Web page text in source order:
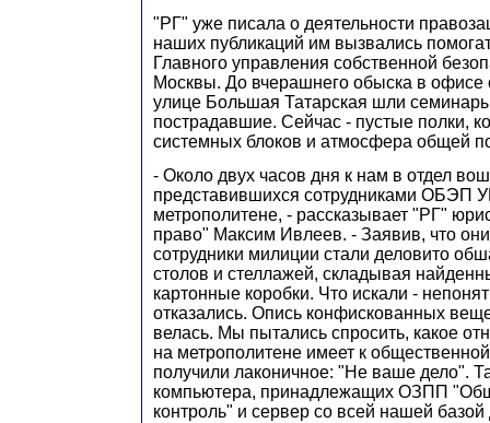
"РГ" уже писала о деятельности
наших публикаций им вызвались
Главного управления собственной
Москвы. До вчерашнего обыска в офисе
улице Большая Татарская шли
пострадавшие. Сейчас - пустые полки,
системных блоков и атмосфера общей
- Около двух часов дня к нам в отдел
представившихся сотрудниками ОБЭП
метрополитене, - рассказывает "РГ"
право" Максим Ивлеев. - Заявив, что
сотрудники милиции стали деловито
столов и стеллажей, складывая
картонные коробки. Что искали -
отказались. Опись конфискованных
велась. Мы пытались спросить, какое
на метрополитене имеет к
получили лаконичное: "Не ваше дело".
компьютера, принадлежащих ОЗПП
контроль" и сервер со всей нашей